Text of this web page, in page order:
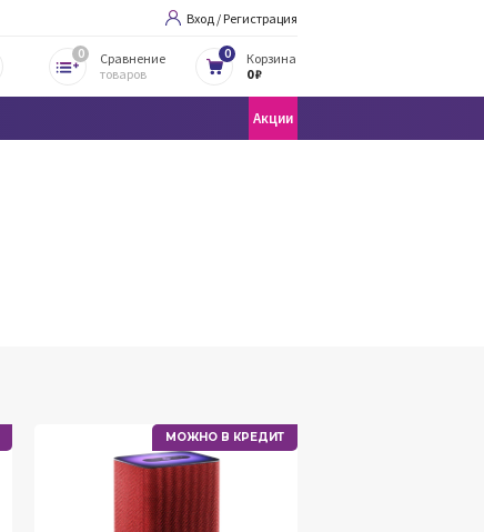
Вход / Регистрация
0
Сравнение
товаров
0
Корзина
0 ₽
Акции
МОЖНО В КРЕДИТ